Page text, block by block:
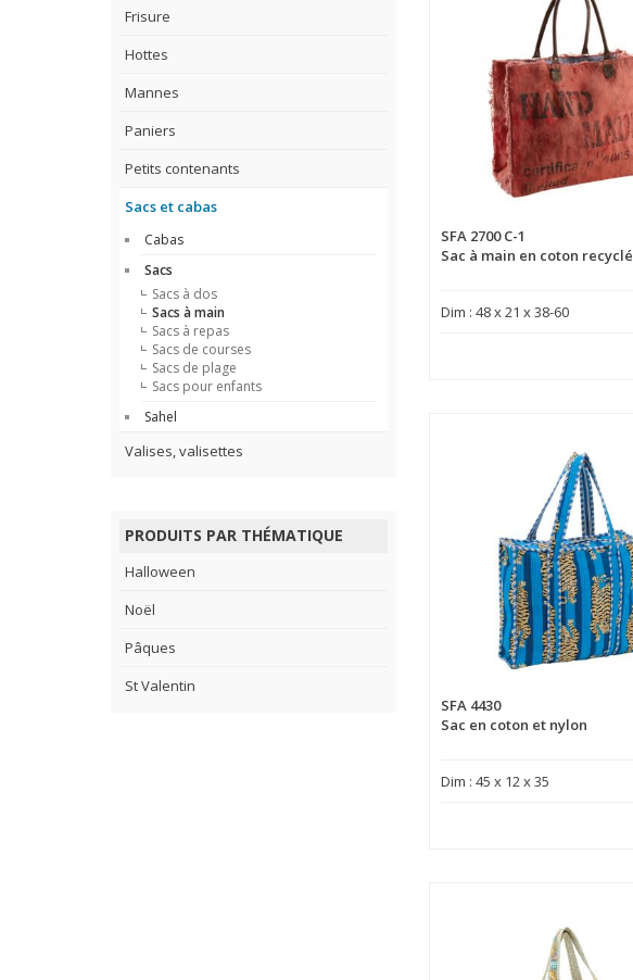
Frisure
Hottes
Mannes
Paniers
Petits contenants
Sacs et cabas
Cabas
Sacs
Sacs à dos
Sacs à main
Sacs à repas
Sacs de courses
Sacs de plage
Sacs pour enfants
Sahel
Valises, valisettes
PRODUITS PAR THÉMATIQUE
Halloween
Noël
Pâques
St Valentin
SFA 2700 C-1
Sac à main en coton recyclé
Dim : 48 x 21 x 38-60
SFA 4430
Sac en coton et nylon
Dim : 45 x 12 x 35